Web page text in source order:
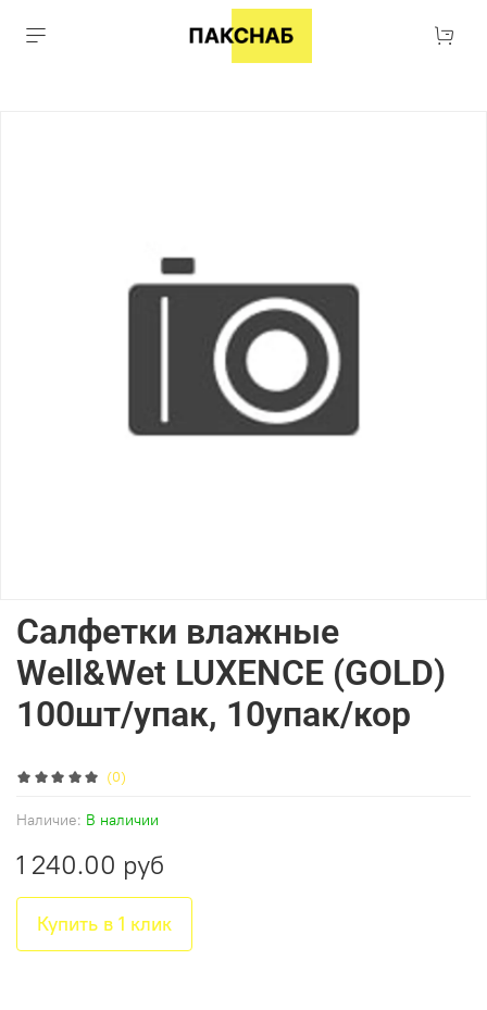
(0)
Наличие: В наличии
Салфетки влажные
Well&Wet LUXENCE (GOLD)
100шт/упак, 10упак/кор
1 240.00 руб
Купить в 1 клик